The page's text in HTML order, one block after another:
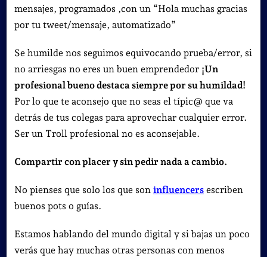
mensajes, programados ,con un “Hola muchas gracias
por tu tweet/mensaje, automatizado”
Se humilde nos seguimos equivocando prueba/error, si
no arriesgas no eres un buen emprendedor ¡Un
profesional bueno destaca siempre por su humildad!
Por lo que te aconsejo que no seas el típic@ que va
detrás de tus colegas para aprovechar cualquier error.
Ser un Troll profesional no es aconsejable.
Compartir con placer y sin pedir nada a cambio.
No pienses que solo los que son influencersescriben
buenos pots o guías.
Estamos hablando del mundo digital y si bajas un poco
verás que hay muchas otras personas con menos